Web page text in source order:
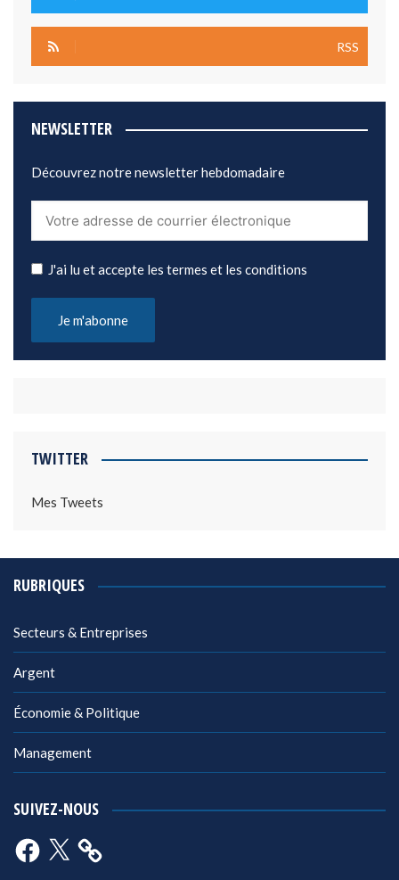
RSS
NEWSLETTER
Découvrez notre newsletter hebdomadaire
J'ai lu et accepte les termes et les conditions
TWITTER
Mes Tweets
RUBRIQUES
Secteurs & Entreprises
Argent
Économie & Politique
Management
SUIVEZ-NOUS
Facebook
X